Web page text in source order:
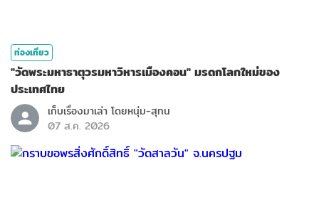
ท่องเที่ยว
"วัดพระมหาธาตุวรมหาวิหารเมืองคอน" มรดกโลกใหม่ของ
ประเทศไทย
เก็บเรื่องมาเล่า โดยหนุ่ม-สุทน
07 ส.ค. 2026